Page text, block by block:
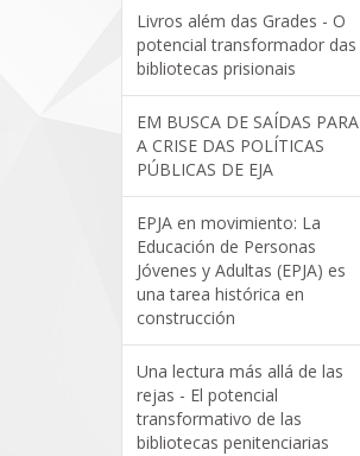
Livros além das Grades - O
potencial transformador das
bibliotecas prisionais
EM BUSCA DE SAÍDAS PARA
A CRISE DAS POLÍTICAS
PÚBLICAS DE EJA
EPJA en movimiento: La
Educación de Personas
Jóvenes y Adultas (EPJA) es
una tarea histórica en
construcción
Una lectura más allá de las
rejas - El potencial
transformativo de las
bibliotecas penitenciarias